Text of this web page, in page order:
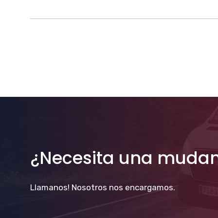
¿Necesita una
Llamanos! Nosotros nos encargamos.